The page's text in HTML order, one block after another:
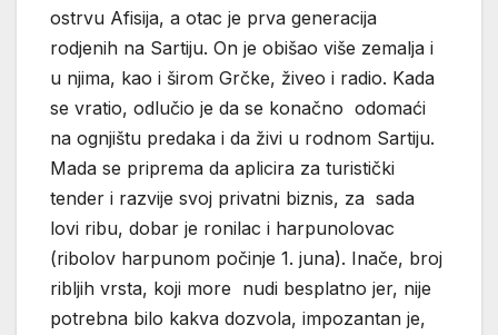
ostrvu Afisija, a otac je prva generacija
rodjenih na Sartiju. On je obišao više zemalja i
u njima, kao i širom Grčke, živeo i radio. Kada
se vratio, odlučio je da se konačno odomaći
na ognjištu predaka i da živi u rodnom Sartiju.
Mada se priprema da aplicira za turistički
tender i razvije svoj privatni biznis, za sada
lovi ribu, dobar je ronilac i harpunolovac
(ribolov harpunom počinje 1. juna). Inače, broj
ribljih vrsta, koji more nudi besplatno jer, nije
potrebna bilo kakva dozvola, impozantan je,